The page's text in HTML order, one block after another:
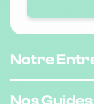
60r de
PONT
Nombre
Notre